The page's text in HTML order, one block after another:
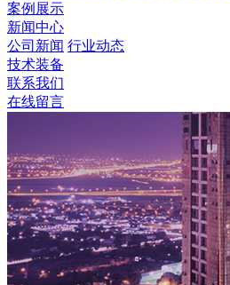
案例展示
新闻中心
公司新闻 行业动态
技术装备
联系我们
在线留言